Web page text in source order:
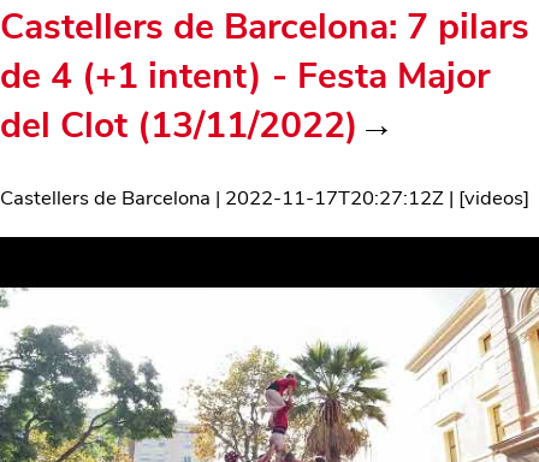
Castellers de Barcelona: 7 pilars
de 4 (+1 intent) - Festa Major
del Clot (13/11/2022) →
Castellers de Barcelona | 2022-11-17T20:27:12Z | [videos]